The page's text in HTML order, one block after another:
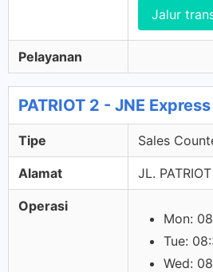
Jalur
Pelayanan
PATRIOT 2 - JNE
Tipe Sales
Alamat JL.
Operasi
Mon:
Tue:
Wed: